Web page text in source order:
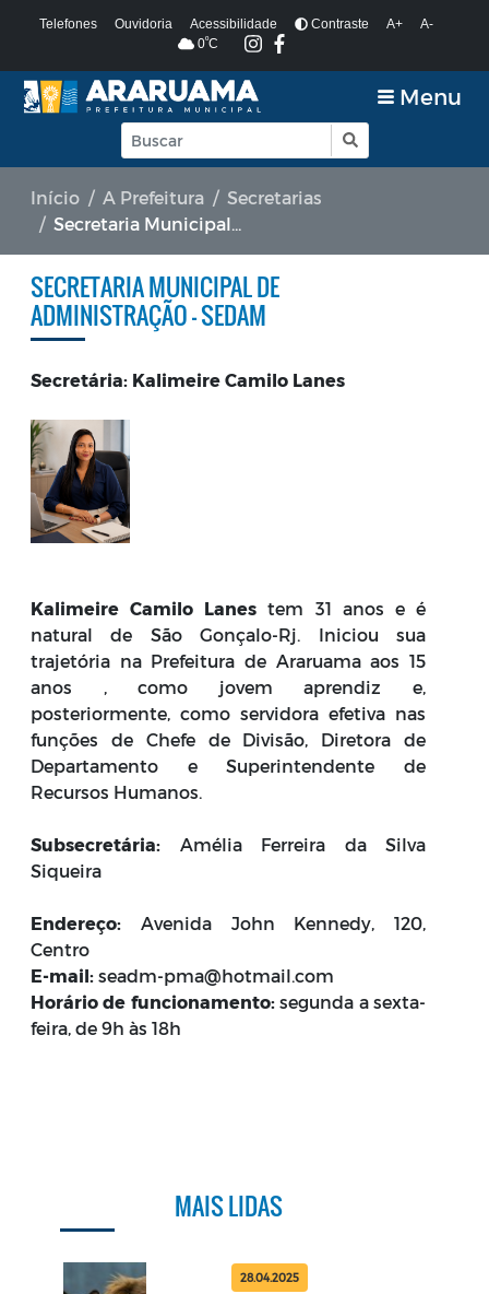
Telefones Ouvidoria Acessibilidade Contraste A+
A-
0ºC
Menu
Início A Prefeitura
Secretarias
Secretaria Municipal de Administração - SEDAM
SECRETARIA MUNICIPAL DE
ADMINISTRAÇÃO - SEDAM
Secretária: Kalimeire Camilo Lanes
Kalimeire Camilo Lanes tem 31 anos e é
natural de São Gonçalo-Rj. Iniciou sua
trajetória na Prefeitura de Araruama aos 15
anos , como jovem aprendiz e,
posteriormente, como servidora efetiva nas
funções de Chefe de Divisão, Diretora de
Departamento e Superintendente de
Recursos Humanos.
Subsecretária: Amélia Ferreira da Silva
Siqueira
Endereço: Avenida John Kennedy, 120,
Centro
E-mail: seadm-pma@hotmail.com
Horário de funcionamento:segunda a sexta-
feira, de 9h às 18h
MAIS LIDAS
28.04.2025